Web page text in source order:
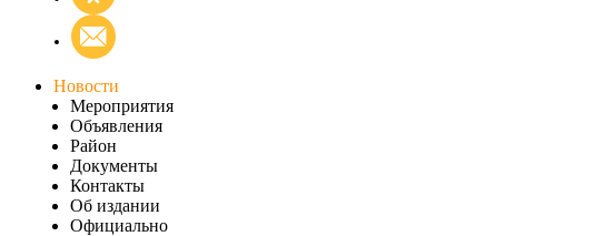
Новости
Мероприятия
Объявления
Район
Документы
Контакты
Об издании
Официально